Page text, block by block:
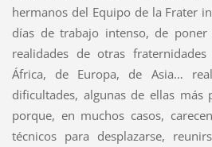
hermanos del Equipo de la Frater
días de trabajo intenso, de
realidades de otras
África, de Europa, de Asia…
dificultades, algunas de ellas más
porque, en muchos casos,
técnicos para desplazarse,